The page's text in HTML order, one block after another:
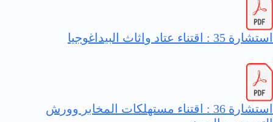
استشارة 35 : اقتناء عتاد واثاث البيداغوجيا
استشارة 36 : اقتناء مستهلكات المخابر وورش